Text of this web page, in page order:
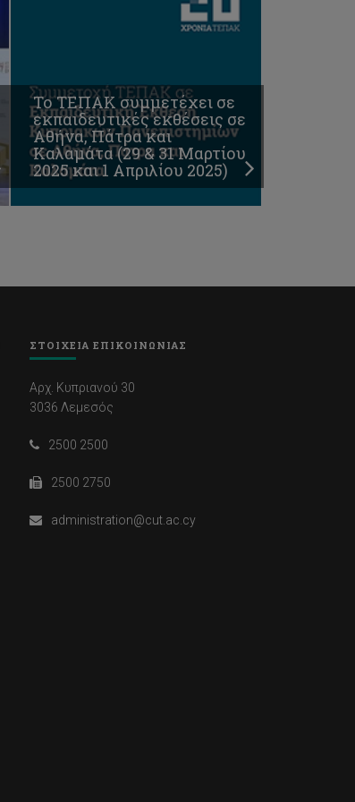
Το ΤΕΠΑΚ συμμετέχει σε
εκπαιδευτικές εκθέσεις σε
Αθήνα, Πάτρα και
Καλαμάτα (29 & 31 Μαρτίου
2025 και 1 Απριλίου 2025)
ΣΤΟΙΧΕΙΑ ΕΠΙΚΟΙΝΩΝΙΑΣ
Αρχ. Κυπριανού 30
3036 Λεμεσός
2500 2500
2500 2750
administration@cut.ac.cy